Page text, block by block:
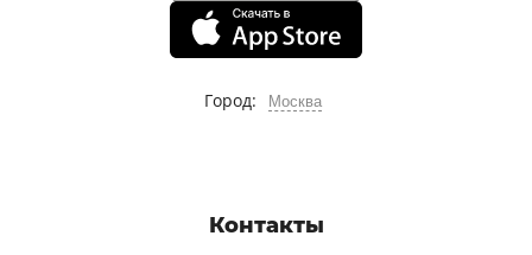
Город: Москва
Контакты